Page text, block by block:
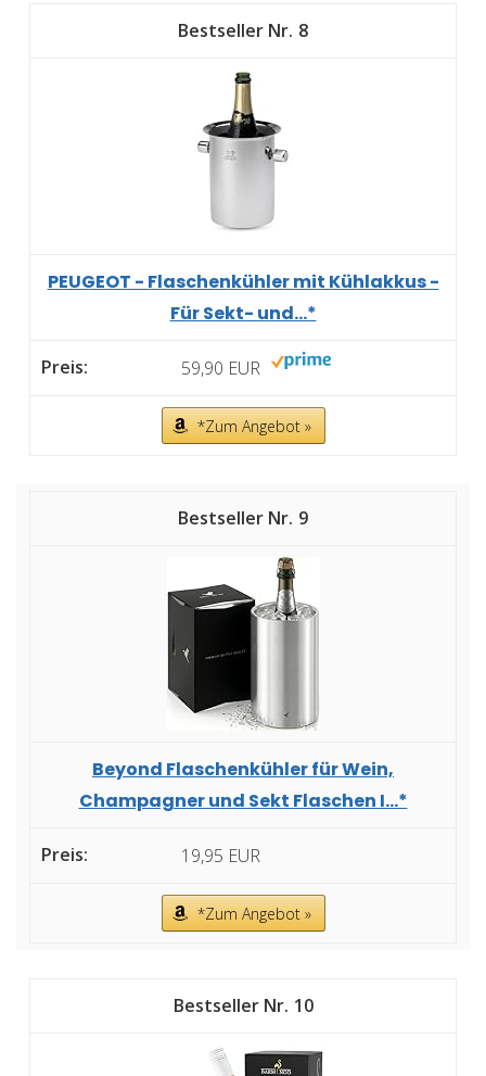
8
PEUGEOT - Flaschenkühler mit Kühlakkus -
Für Sekt- und...*
59,90 EUR
*Zum Angebot »
9
Beyond Flaschenkühler für Wein,
Champagner und Sekt Flaschen I...*
19,95 EUR
*Zum Angebot »
10